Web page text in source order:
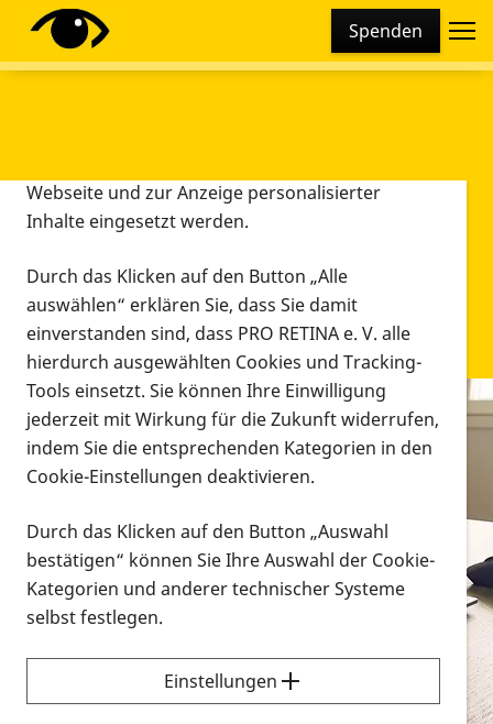
Spenden
Infomaterial
Infomaterial
Vorlesen
Alle Infomaterialien in verschiedenen
Formaten an einem Ort
Sie möchten wissen, wie Sie nach Infonmaterial
suchen und dieses bestellen bzw. herunterladen
können? Schauen Sie sich dieErklärvideos zum
Diese Webseite setzt verschiedene Cookies und
Tracking-Tools ein. Dies beinhaltet Cookies und
Webseite und zur Anzeige personalisierter
Inhalte eingesetzt werden.
Durch das Klicken auf den Button „Alle
auswählen“ erklären Sie, dass Sie damit
einverstanden sind, dass PRO RETINA e. V. alle
hierdurch ausgewählten Cookies und Tracking-
Tools einsetzt. Sie können Ihre Einwilligung
jederzeit mit Wirkung für die Zukunft widerrufen,
indem Sie die entsprechenden Kategorien in den
Cookie-Einstellungen deaktivieren.
Durch das Klicken auf den Button „Auswahl
bestätigen“ können Sie Ihre Auswahl der Cookie-
Kategorien und anderer technischer Systeme
selbst festlegen.
Einstellungen